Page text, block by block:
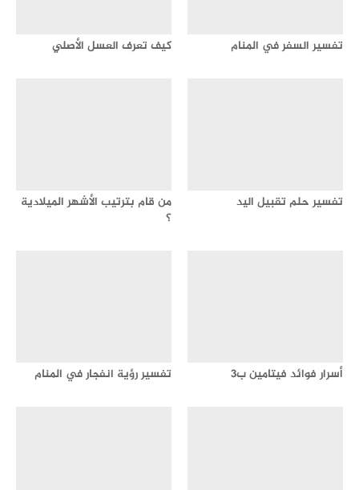
تفسير السفر في المنام كيف تعرف العسل الأصلي
تفسير حلم تقبيل اليد
من قام بترتيب الأشهر الميلادية
؟
أسرار فوائد فيتامين ب3 تفسير رؤية انفجار في المنام